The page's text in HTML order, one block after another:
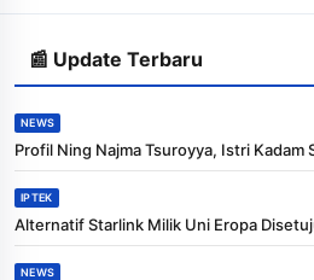
📰 Update Terbaru
NEWS
Profil Ning Najma Tsuroyya, Istri Kadam
IPTEK
Alternatif Starlink Milik Uni Eropa
NEWS